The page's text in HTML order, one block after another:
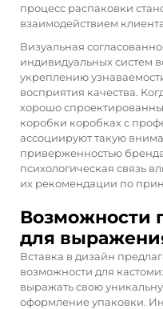
процесс распаковки
взаимодействием
Визуальная
индивидуальных систем
укреплению
восприятия качества.
хорошо
коробки коробках с
ассоциируют такую
приверженностью
психологическая связь
их рекомендации по
Возможности
для
Вставка в дизайн
возможности для
выражать свою
оформление упаковки.